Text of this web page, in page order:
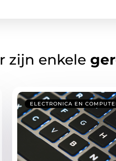
zijn enkele
ELECTRONICA EN